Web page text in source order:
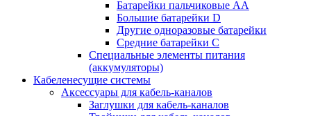
Батарейки пальчиковые АА
Большие батарейки D
Другие одноразовые батарейки
Средние батарейки C
Специальные элементы питания
(аккумуляторы)
Кабеленесущие системы
Аксессуары для кабель-каналов
Заглушки для кабель-каналов